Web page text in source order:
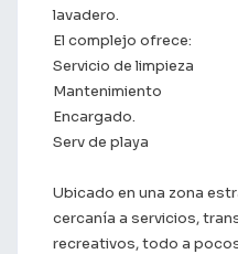
lavadero.
El complejo ofrece:
Servicio de limpieza
Mantenimiento
Encargado.
Serv de playa
Ubicado en una zona
cercanía a servicios,
recreativos, todo a